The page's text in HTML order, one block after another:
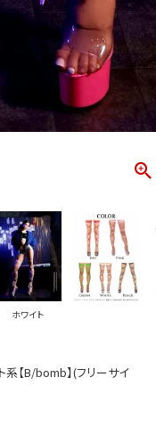
PICKUP
新作
トップス
ボトムス
ホワイト
系【B/bomb】(フリーサイ